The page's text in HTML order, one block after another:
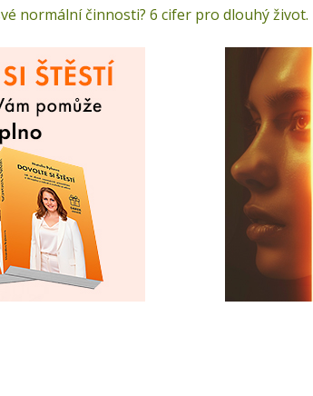
normální činnosti? 6 cifer pro dlouhý život.